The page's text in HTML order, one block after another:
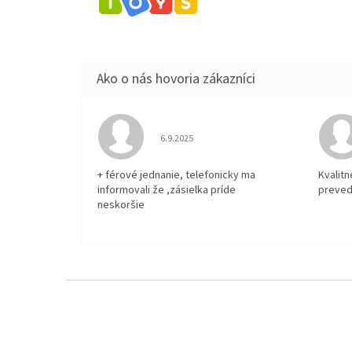
Hodnotenie obchodu je 5 z 5 hviezdičiek.
6.9.2025
+ férové jednanie, telefonicky ma
informovali že ,zásielka príde
neskoršie